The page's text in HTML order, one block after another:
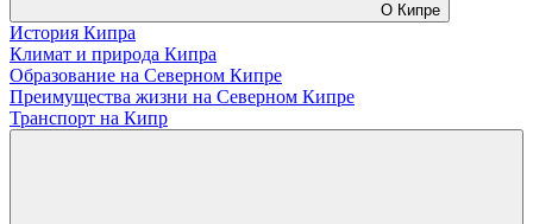
О Кипре
История Кипра
Климат и природа Кипра
Образование на Северном Кипре
Преимущества жизни на Северном Кипре
Транспорт на Кипр